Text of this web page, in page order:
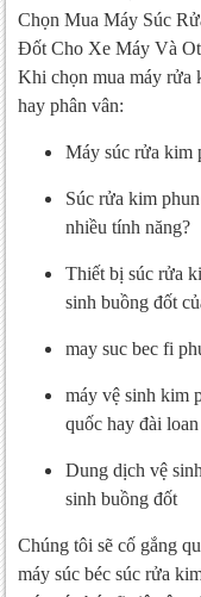
Chọn Mua Máy Súc
Đốt Cho Xe Máy Và
Khi chọn mua máy rửa
hay phân vân:
Máy súc rửa kim
Súc rửa kim
nhiều tính năng?
Thiết bị súc rửa
sinh buồng đốt
may suc bec fi
máy vệ sinh kim
quốc hay đài
Dung dịch vệ
sinh buồng đốt
Chúng tôi sẽ cố gắng
máy súc béc súc rửa